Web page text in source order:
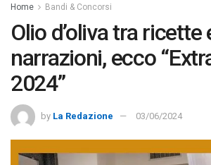
Home Bandi & Concorsi
Olio d’oliva tra ricette
narrazioni, ecco
2024”
by La Redazione 03/06/2024